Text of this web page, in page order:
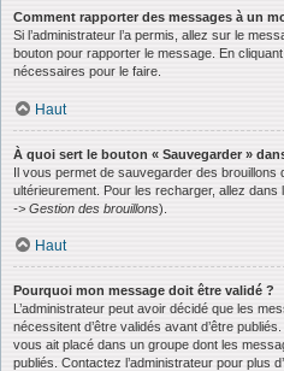
Comment rapporter des messages à un
Si l’administrateur l’a permis, allez sur le
bouton pour rapporter le message. En
nécessaires pour le faire.
Haut
À quoi sert le bouton « Sauvegarder »
Il vous permet de sauvegarder des
ultérieurement. Pour les recharger, allez dans
-> Gestion des brouillons).
Haut
Pourquoi mon message doit être validé ?
L’administrateur peut avoir décidé que les
nécessitent d’être validés avant d’être
vous ait placé dans un groupe dont les
publiés. Contactez l’administrateur pour plus